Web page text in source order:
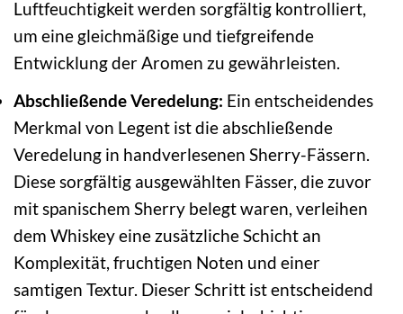
Luftfeuchtigkeit werden sorgfältig kontrolliert,
um eine gleichmäßige und tiefgreifende
Entwicklung der Aromen zu gewährleisten.
Abschließende Veredelung: Ein entscheidendes
Merkmal von Legent ist die abschließende
Veredelung in handverlesenen Sherry-Fässern.
Diese sorgfältig ausgewählten Fässer, die zuvor
mit spanischem Sherry belegt waren, verleihen
dem Whiskey eine zusätzliche Schicht an
Komplexität, fruchtigen Noten und einer
samtigen Textur. Dieser Schritt ist entscheidend